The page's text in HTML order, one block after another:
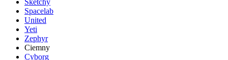
Sketchy
Spacelab
United
Yeti
Zephyr
Ciemny
Cyborg